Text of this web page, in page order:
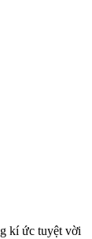
kí ức tuyệt vời